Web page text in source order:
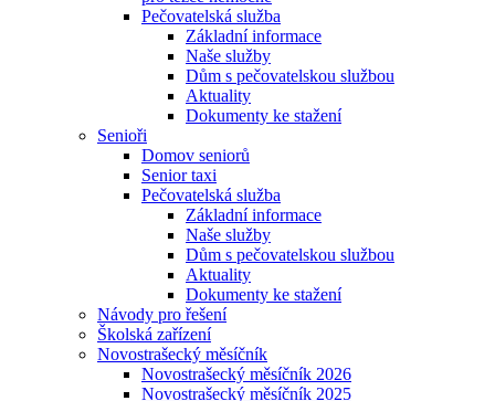
Pečovatelská služba
Základní informace
Naše služby
Dům s pečovatelskou službou
Aktuality
Dokumenty ke stažení
Senioři
Domov seniorů
Senior taxi
Pečovatelská služba
Základní informace
Naše služby
Dům s pečovatelskou službou
Aktuality
Dokumenty ke stažení
Návody pro řešení
Školská zařízení
Novostrašecký měsíčník
Novostrašecký měsíčník 2026
Novostrašecký měsíčník 2025